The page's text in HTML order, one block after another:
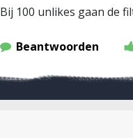
Bij 100 unlikes gaan de
Beantwoorden